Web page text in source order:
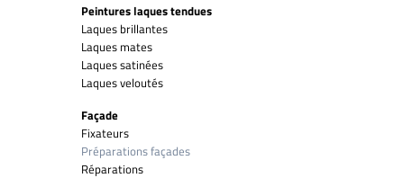
Peintures laques tendues
Laques brillantes
Laques mates
Laques satinées
Laques veloutés
Façade
Fixateurs
Préparations façades
Réparations